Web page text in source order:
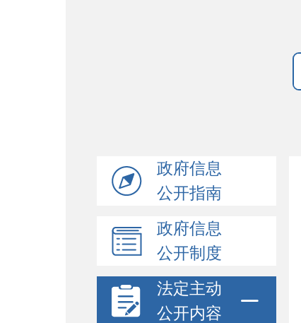
政府信息
公开指南
政府信息
公开制度
法定主动
公开内容